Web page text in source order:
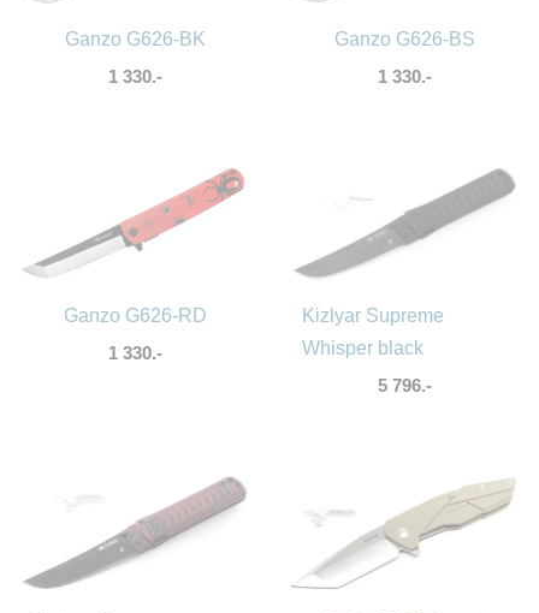
Ganzo G626-BK
1 330.-
Ganzo G626-BS
1 330.-
Ganzo G626-RD
1 330.-
Kizlyar Supreme
Whisper black
5 796.-